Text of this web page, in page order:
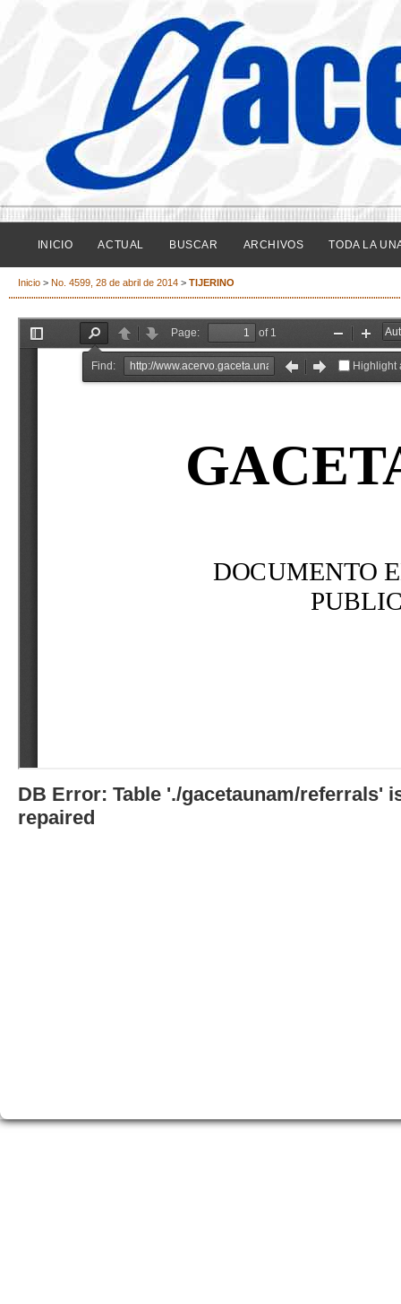
INICIO ACTUAL BUSCAR ARCHIVOS TODA LA
Inicio > No. 4599, 28 de abril de 2014 > TIJERINO
DB Error: Table './gacetaunam/referrals'
repaired